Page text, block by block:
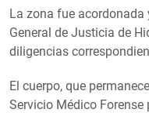
La zona fue
General de Justicia de
diligencias
El cuerpo, que
Servicio Médico